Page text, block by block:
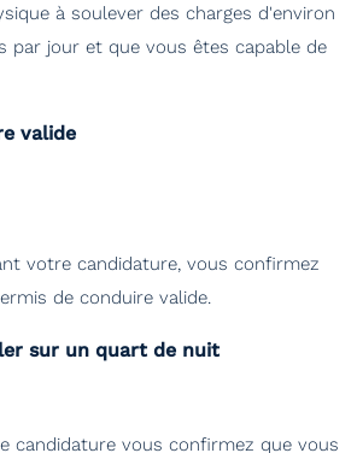
à soulever des charges d'environ
par jour et que vous êtes capable de
valide
votre candidature, vous confirmez
de conduire valide.
sur un quart de nuit
candidature vous confirmez que vous